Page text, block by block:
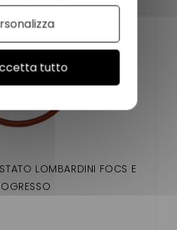
LOMBARDINI FOCS E
tutto